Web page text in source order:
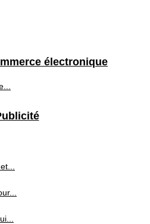
électronique